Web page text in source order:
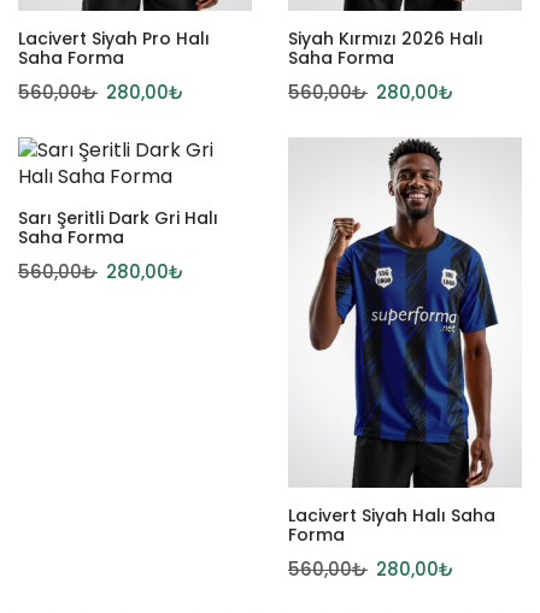
Lacivert Siyah Pro Halı
Saha Forma
560,00₺ 280,00₺
Siyah Kırmızı 2026 Halı
Saha Forma
560,00₺ 280,00₺
Sarı Şeritli Dark Gri Halı
Saha Forma
560,00₺ 280,00₺
Lacivert Siyah Halı Saha
Forma
560,00₺ 280,00₺